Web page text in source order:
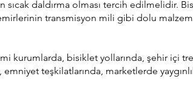
daldırma olması tercih edilmelidir.
transmisyon mili gibi dolu
bisiklet yollarında, şehir içi
teşkilatlarında, marketlerde